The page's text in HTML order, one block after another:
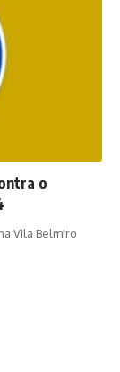
o
Vila Belmiro